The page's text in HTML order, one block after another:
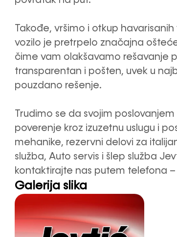
Takođe, vršimo i otkup
vozilo je pretrpelo značajna
čime vam olakšavamo rešavanje
transparentan i pošten, uvek u
pouzdano rešenje.
Trudimo se da svojim
poverenje kroz izuzetnu uslugu i
mehanike, rezervni delovi za
služba, Auto servis i šlep služba
kontaktirajte nas putem telefona
Galerija slika